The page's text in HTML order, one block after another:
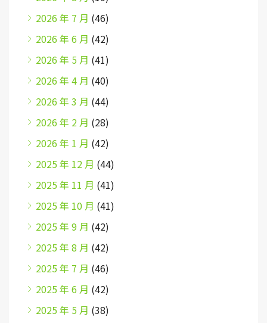
2026 年 7 月 (46)
2026 年 6 月 (42)
2026 年 5 月 (41)
2026 年 4 月 (40)
2026 年 3 月 (44)
2026 年 2 月 (28)
2026 年 1 月 (42)
2025 年 12 月 (44)
2025 年 11 月 (41)
2025 年 10 月 (41)
2025 年 9 月 (42)
2025 年 8 月 (42)
2025 年 7 月 (46)
2025 年 6 月 (42)
2025 年 5 月 (38)